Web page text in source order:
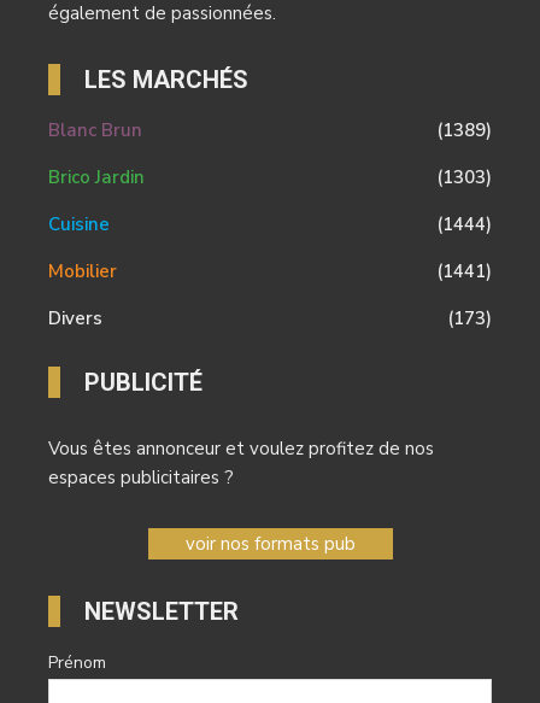
également de passionnées.
LES MARCHÉS
Blanc Brun
(1389)
Brico Jardin
(1303)
Cuisine
(1444)
Mobilier
(1441)
Divers
(173)
PUBLICITÉ
Vous êtes annonceur et voulez profitez de nos
espaces publicitaires ?
voir nos formats pub
NEWSLETTER
Prénom